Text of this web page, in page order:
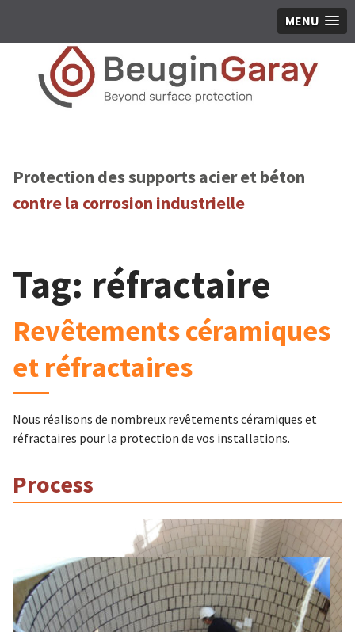
MENU
Protection des supports acier et béton
contre la corrosion industrielle
Tag: réfractaire
Revêtements céramiques
et réfractaires
Nous réalisons de nombreux revêtements céramiques et
réfractaires pour la protection de vos installations.
Process